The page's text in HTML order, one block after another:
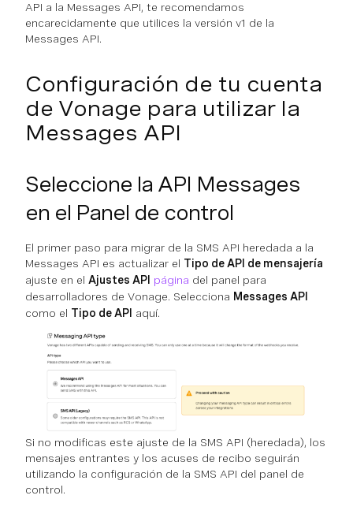
API a la Messages API, te recomendamos
encarecidamente que utilices la versión v1 de la
Messages API.
Configuración de tu cuenta
de Vonage para utilizar la
Messages API
Seleccione la API Messages
en el Panel de control
El primer paso para migrar de la SMS API heredada a la
Messages API es actualizar el Tipo de API de mensajería
ajuste en el Ajustes API página del panel para
desarrolladores de Vonage. Selecciona Messages API
como el Tipo de API aquí.
Si no modificas este ajuste de la SMS API (heredada), los
mensajes entrantes y los acuses de recibo seguirán
utilizando la configuración de la SMS API del panel de
control.